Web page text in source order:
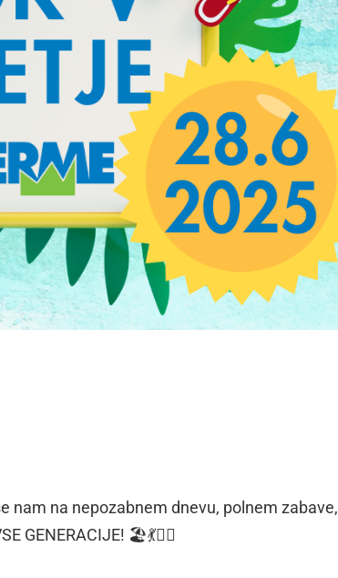
nam na nepozabnem dnevu, polnem zabave,
GENERACIJE! 🏖️💃🧘‍♂️